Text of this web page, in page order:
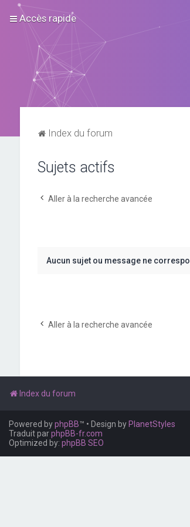
Accès rapide
Index du forum
Sujets actifs
Aller à la recherche avancée
Aucun sujet ou message ne
Aller à la recherche avancée
Index du forum
Powered byphpBB™ • Design by PlanetStyles
Traduit parphpBB-fr.com
Optimized by: phpBB SEO